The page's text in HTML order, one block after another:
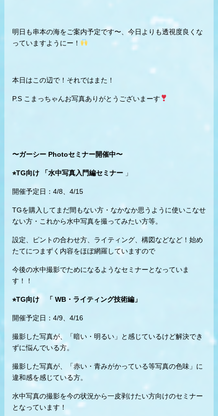
明日も串本の海をご案内予定です〜、今日よりも透視度良くな
っていますようにー！
本日はこの辺で！それではまた！
P.S こまっちゃんお写真ありがとうございまーす
〜ガーシー Photoセミナー開催中〜
⭐︎TG向け 「水中写真入門編セミナー」
開催予定日：4/8、4/15
TGを購入してまだ間もない方・なかなか思うように使いこなせ
ない方・これから水中写真を撮ってみたい方等。
設定、ピントの合わせ方、ライティング、構図などなど！始め
たてにつまずく内容をほぼ網羅していますので
今後の水中撮影でためになるようなセミナーとなっていま
す！！
⭐︎TG向け 「 WB・ライティング技術編」
開催予定日：4/9、4/16
撮影した写真が、「暗い・明るい」と感じているけど解決でき
ずに悩んでいる方。
撮影した写真が、「赤い・青みがかっている等写真の色味」に
違和感を感じている方。
水中写真の撮影を今の状況から一皮剥けたい方向けのセミナー
となっています！